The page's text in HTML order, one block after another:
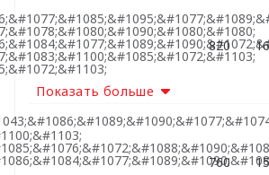
Показать больше
820
760